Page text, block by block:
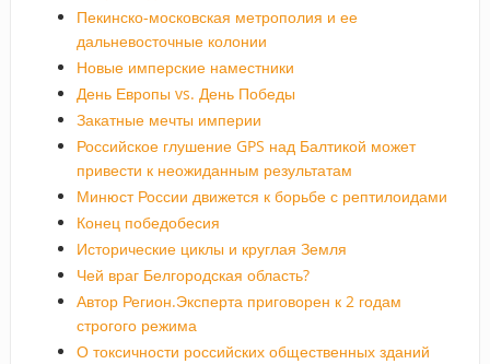
Пекинско-московская метрополия и ее
дальневосточные колонии
Новые имперские наместники
День Европы vs. День Победы
Закатные мечты империи
Российское глушение GPS над Балтикой может
привести к неожиданным результатам
Минюст России движется к борьбе с рептилоидами
Конец победобесия
Исторические циклы и круглая Земля
Чей враг Белгородская область?
Автор Регион.Эксперта приговорен к 2 годам
строгого режима
О токсичности российских общественных зданий